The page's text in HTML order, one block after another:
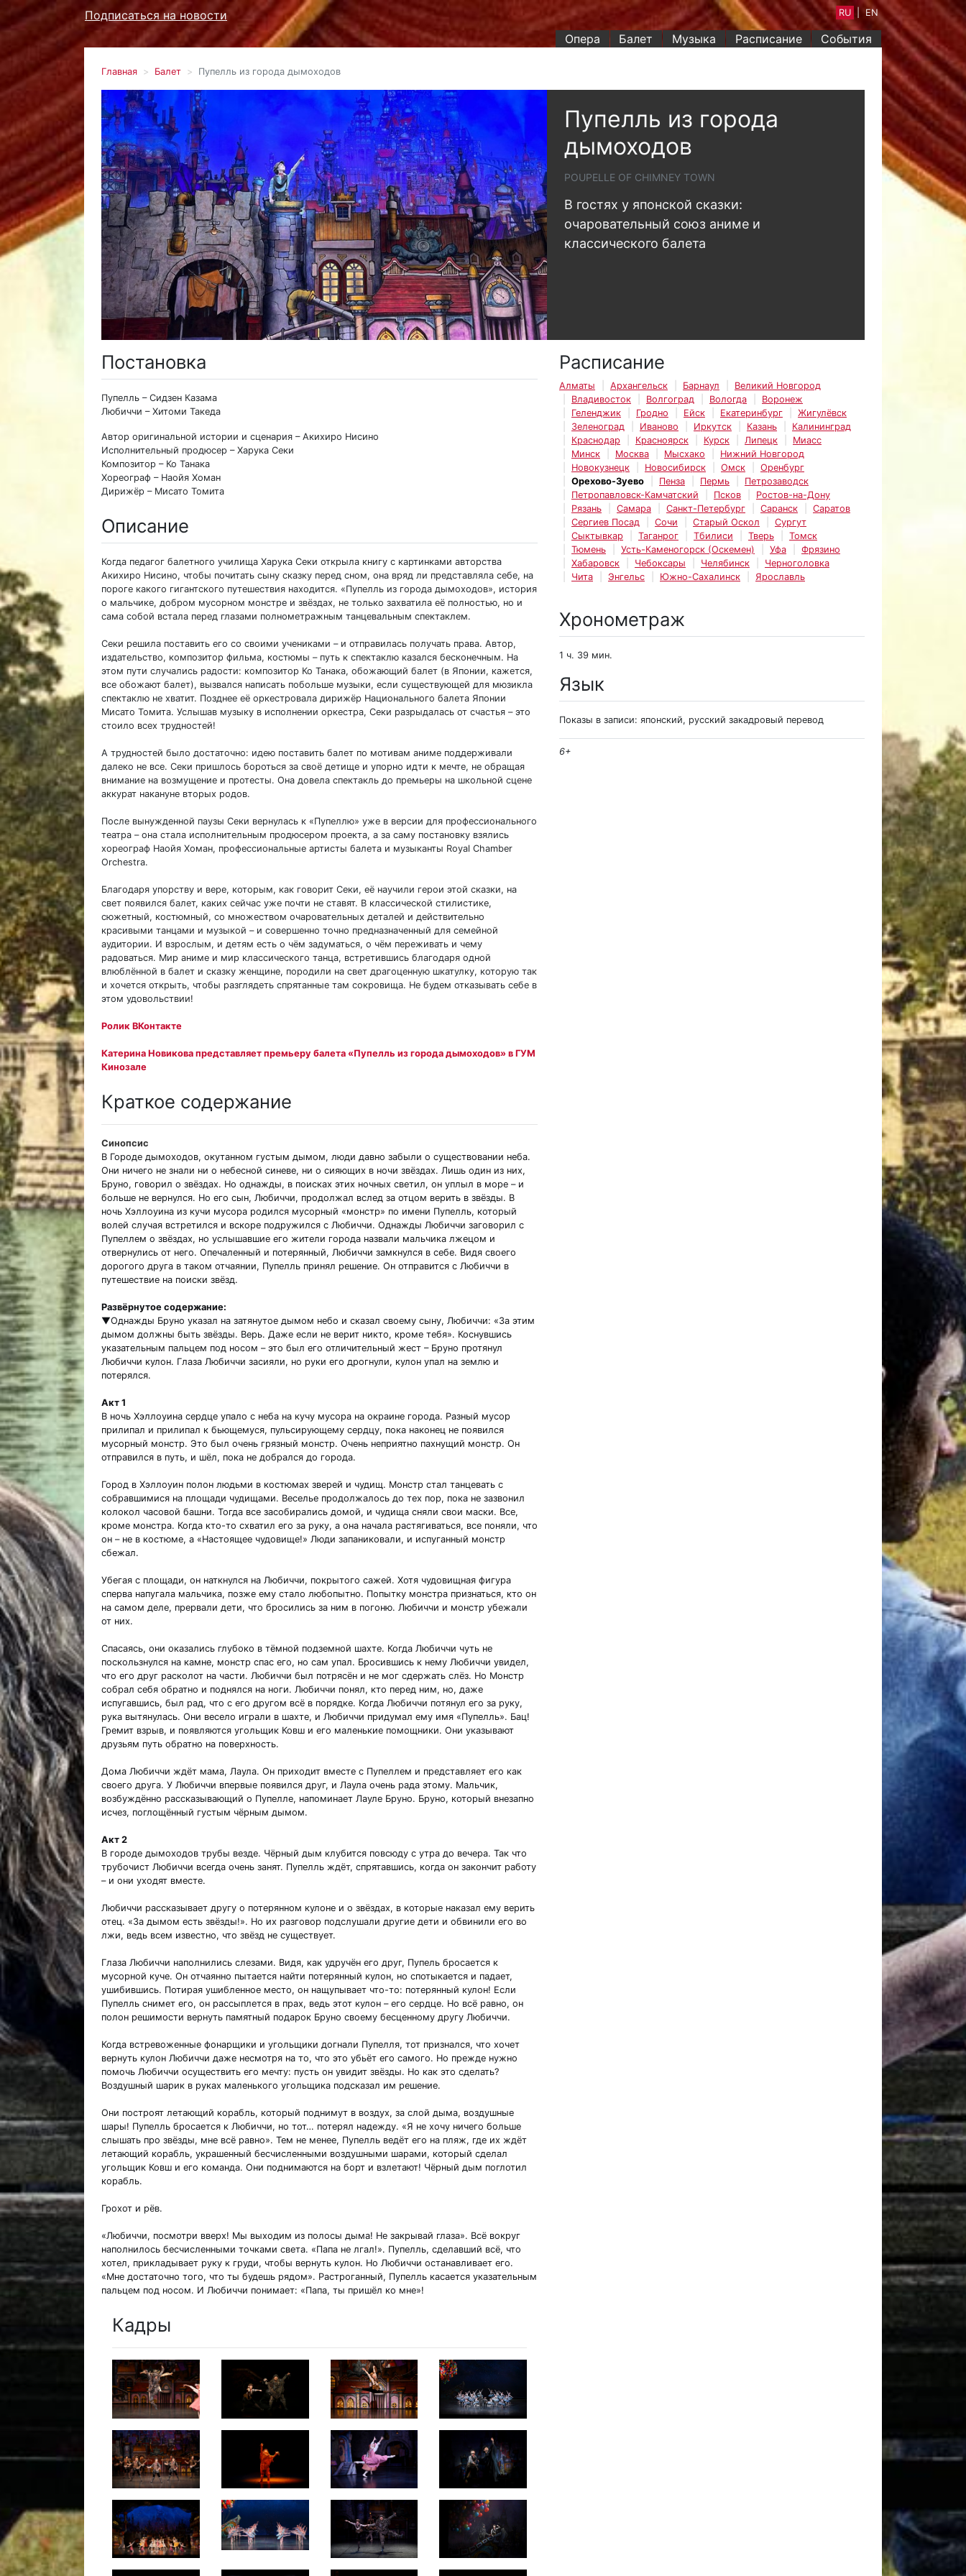
Опера Балет Музыка Расписание События
Подписаться на новости RU EN
Главная Балет Пупелль из города дымоходов
Пупелль из города
дымоходов
POUPELLE OF CHIMNEY TOWN
В гостях у японской сказки:
очаровательный союз аниме и
классического балета
Постановка
Пупелль – Сидзен Казама
Любиччи – Хитоми Такеда
Автор оригинальной истории и сценария – Акихиро Нисино
Исполнительный продюсер – Харука Секи
Композитор – Ко Танака
Хореограф – Наойя Хоман
Дирижёр – Мисато Томита
Описание
Когда педагог балетного училища Харука Секи открыла книгу с картинками авторства
Акихиро Нисино, чтобы почитать сыну сказку перед сном, она вряд ли представляла себе, на
пороге какого гигантского путешествия находится. «Пупелль из города дымоходов», история
о мальчике, добром мусорном монстре и звёздах, не только захватила её полностью, но и
сама собой встала перед глазами полнометражным танцевальным спектаклем.
Секи решила поставить его со своими учениками – и отправилась получать права. Автор,
издательство, композитор фильма, костюмы – путь к спектаклю казался бесконечным. На
этом пути случались радости: композитор Ко Танака, обожающий балет (в Японии, кажется,
все обожают балет), вызвался написать побольше музыки, если существующей для мюзикла
спектаклю не хватит. Позднее её оркестровала дирижёр Национального балета Японии
Мисато Томита. Услышав музыку в исполнении оркестра, Секи разрыдалась от счастья – это
стоило всех трудностей!
А трудностей было достаточно: идею поставить балет по мотивам аниме поддерживали
далеко не все. Секи пришлось бороться за своё детище и упорно идти к мечте, не обращая
внимание на возмущение и протесты. Она довела спектакль до премьеры на школьной сцене
аккурат накануне вторых родов.
После вынужденной паузы Секи вернулась к «Пупеллю» уже в версии для профессионального
театра – она стала исполнительным продюсером проекта, а за саму постановку взялись
хореограф Наойя Хоман, профессиональные артисты балета и музыканты Royal Chamber
Orchestra.
Благодаря упорству и вере, которым, как говорит Секи, её научили герои этой сказки, на
свет появился балет, каких сейчас уже почти не ставят. В классической стилистике,
сюжетный, костюмный, со множеством очаровательных деталей и действительно
красивыми танцами и музыкой – и совершенно точно предназначенный для семейной
аудитории. И взрослым, и детям есть о чём задуматься, о чём переживать и чему
радоваться. Мир аниме и мир классического танца, встретившись благодаря одной
влюблённой в балет и сказку женщине, породили на свет драгоценную шкатулку, которую так
и хочется открыть, чтобы разглядеть спрятанные там сокровища. Не будем отказывать себе в
этом удовольствии!
Ролик ВКонтакте
Катерина Новикова представляет премьеру балета «Пупелль из города дымоходов» в ГУМ
Кинозале
Краткое содержание
Синопсис
В Городе дымоходов, окутанном густым дымом, люди давно забыли о существовании неба.
Они ничего не знали ни о небесной синеве, ни о сияющих в ночи звёздах. Лишь один из них,
Бруно, говорил о звёздах. Но однажды, в поисках этих ночных светил, он уплыл в море – и
больше не вернулся. Но его сын, Любиччи, продолжал вслед за отцом верить в звёзды. В
ночь Хэллоуина из кучи мусора родился мусорный «монстр» по имени Пупелль, который
волей случая встретился и вскоре подружился с Любиччи. Однажды Любиччи заговорил с
Пупеллем о звёздах, но услышавшие его жители города назвали мальчика лжецом и
отвернулись от него. Опечаленный и потерянный, Любиччи замкнулся в себе. Видя своего
дорогого друга в таком отчаянии, Пупелль принял решение. Он отправится с Любиччи в
путешествие на поиски звёзд.
Развёрнутое содержание:
▼Однажды Бруно указал на затянутое дымом небо и сказал своему сыну, Любиччи: «За этим
дымом должны быть звёзды. Верь. Даже если не верит никто, кроме тебя». Коснувшись
указательным пальцем под носом – это был его отличительный жест – Бруно протянул
Любиччи кулон. Глаза Любиччи засияли, но руки его дрогнули, кулон упал на землю и
потерялся.
Акт 1
В ночь Хэллоуина сердце упало с неба на кучу мусора на окраине города. Разный мусор
прилипал и прилипал к бьющемуся, пульсирующему сердцу, пока наконец не появился
мусорный монстр. Это был очень грязный монстр. Очень неприятно пахнущий монстр. Он
отправился в путь, и шёл, пока не добрался до города.
Город в Хэллоуин полон людьми в костюмах зверей и чудищ. Монстр стал танцевать с
собравшимися на площади чудищами. Веселье продолжалось до тех пор, пока не зазвонил
колокол часовой башни. Тогда все засобирались домой, и чудища сняли свои маски. Все,
кроме монстра. Когда кто-то схватил его за руку, а она начала растягиваться, все поняли, что
он – не в костюме, а «Настоящее чудовище!» Люди запаниковали, и испуганный монстр
сбежал.
Убегая с площади, он наткнулся на Любиччи, покрытого сажей. Хотя чудовищная фигура
сперва напугала мальчика, позже ему стало любопытно. Попытку монстра признаться, кто он
на самом деле, прервали дети, что бросились за ним в погоню. Любиччи и монстр убежали
от них.
Спасаясь, они оказались глубоко в тёмной подземной шахте. Когда Любиччи чуть не
поскользнулся на камне, монстр спас его, но сам упал. Бросившись к нему Любиччи увидел,
что его друг расколот на части. Любиччи был потрясён и не мог сдержать слёз. Но Монстр
собрал себя обратно и поднялся на ноги. Любиччи понял, кто перед ним, но, даже
испугавшись, был рад, что с его другом всё в порядке. Когда Любиччи потянул его за руку,
рука вытянулась. Они весело играли в шахте, и Любиччи придумал ему имя «Пупелль». Бац!
Гремит взрыв, и появляются угольщик Ковш и его маленькие помощники. Они указывают
друзьям путь обратно на поверхность.
Дома Любиччи ждёт мама, Лаула. Он приходит вместе с Пупеллем и представляет его как
своего друга. У Любиччи впервые появился друг, и Лаула очень рада этому. Мальчик,
возбуждённо рассказывающий о Пупелле, напоминает Лауле Бруно. Бруно, который внезапно
исчез, поглощённый густым чёрным дымом.
Акт 2
В городе дымоходов трубы везде. Чёрный дым клубится повсюду с утра до вечера. Так что
трубочист Любиччи всегда очень занят. Пупелль ждёт, спрятавшись, когда он закончит работу
– и они уходят вместе.
Любиччи рассказывает другу о потерянном кулоне и о звёздах, в которые наказал ему верить
отец. «За дымом есть звёзды!». Но их разговор подслушали другие дети и обвинили его во
лжи, ведь всем известно, что звёзд не существует.
Глаза Любиччи наполнились слезами. Видя, как удручён его друг, Пупель бросается к
мусорной куче. Он отчаянно пытается найти потерянный кулон, но спотыкается и падает,
ушибившись. Потирая ушибленное место, он нащупывает что-то: потерянный кулон! Если
Пупелль снимет его, он рассыплется в прах, ведь этот кулон – его сердце. Но всё равно, он
полон решимости вернуть памятный подарок Бруно своему бесценному другу Любиччи.
Когда встревоженные фонарщики и угольщики догнали Пупелля, тот признался, что хочет
вернуть кулон Любиччи даже несмотря на то, что это убьёт его самого. Но прежде нужно
помочь Любиччи осуществить его мечту: пусть он увидит звёзды. Но как это сделать?
Воздушный шарик в руках маленького угольщика подсказал им решение.
Они построят летающий корабль, который поднимут в воздух, за слой дыма, воздушные
шары! Пупелль бросается к Любиччи, но тот… потерял надежду. «Я не хочу ничего больше
слышать про звёзды, мне всё равно». Тем не менее, Пупелль ведёт его на пляж, где их ждёт
летающий корабль, украшенный бесчисленными воздушными шарами, который сделал
угольщик Ковш и его команда. Они поднимаются на борт и взлетают! Чёрный дым поглотил
корабль.
Грохот и рёв.
«Любиччи, посмотри вверх! Мы выходим из полосы дыма! Не закрывай глаза». Всё вокруг
наполнилось бесчисленными точками света. «Папа не лгал!». Пупелль, сделавший всё, что
хотел, прикладывает руку к груди, чтобы вернуть кулон. Но Любиччи останавливает его.
«Мне достаточно того, что ты будешь рядом». Растроганный, Пупелль касается указательным
пальцем под носом. И Любиччи понимает: «Папа, ты пришёл ко мне»!
Кадры
Расписание
Алматы Архангельск Барнаул
Великий Новгород
Владивосток
Волгоград Вологда
Воронеж
Геленджик
Гродно Ейск Екатеринбург
Жигулёвск
Зеленоград
Иваново Иркутск Казань
Калининград
Краснодар
Красноярск Курск Липецк
Миасс
Минск
Москва Мысхако
Нижний Новгород
Новокузнецк
Новосибирск Омск
Оренбург
Орехово-Зуево
Пенза Пермь
Петрозаводск
Петропавловск-Камчатский
Псков
Ростов-на-Дону
Рязань
Самара Санкт-Петербург Саранск
Саратов
Сергиев Посад
Сочи Старый Оскол
Сургут
Сыктывкар
Таганрог Тбилиси Тверь
Томск
Тюмень
Усть-Каменогорск (Оскемен) Уфа
Фрязино
Хабаровск
Чебоксары Челябинск
Черноголовка
Чита
Энгельс Южно-Сахалинск Ярославль
Хронометраж
1 ч. 39 мин.
Язык
Показы в записи: японский, русский закадровый перевод
6+